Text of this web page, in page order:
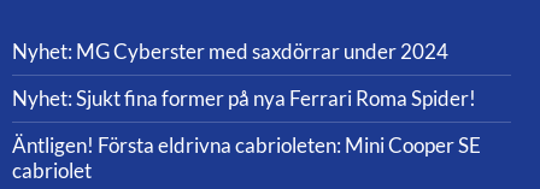
Nyhet: MG Cyberster med saxdörrar under 2024
Nyhet: Sjukt fina former på nya Ferrari Roma Spider!
Äntligen! Första eldrivna cabrioleten: Mini Cooper SE
cabriolet